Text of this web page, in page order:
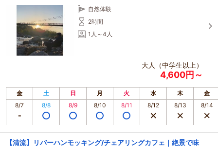
自然体験
2時間
1人～4人
大人（中学生以上）
4,600円～
金 土 日 月 火 水 木
金
8/7
8/8 8/9 8/10 8/11 8/12 8/13 8/14
【清流】リバーハンモッキング/チェアリングカフェ｜絶景で味